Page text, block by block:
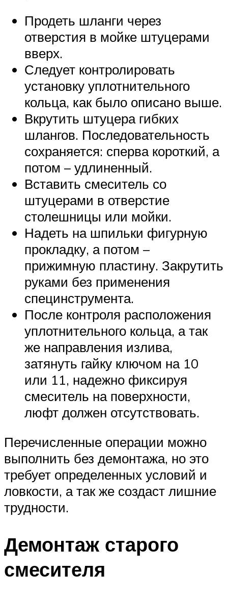
Продеть шланги через
отверстия в мойке штуцерами
вверх.
Следует контролировать
установку уплотнительного
кольца, как было описано выше.
Вкрутить штуцера гибких
шлангов. Последовательность
сохраняется: сперва короткий, а
потом – удлиненный.
Вставить смеситель со
штуцерами в отверстие
столешницы или мойки.
Надеть на шпильки фигурную
прокладку, а потом –
прижимную пластину. Закрутить
руками без применения
специнструмента.
После контроля расположения
уплотнительного кольца, а так
же направления излива,
затянуть гайку ключом на 10
или 11, надежно фиксируя
смеситель на поверхности,
люфт должен отсутствовать.
Перечисленные операции можно
выполнить без демонтажа, но это
требует определенных условий и
ловкости, а так же создаст лишние
трудности.
Демонтаж старого
смесителя